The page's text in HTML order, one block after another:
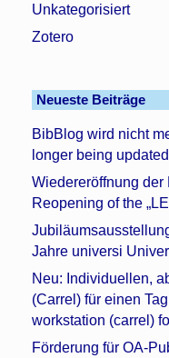
Unkategorisiert
Zotero
Neueste Beiträge
BibBlog wird nicht
longer being updated
Wiedereröffnung der
Reopening of the
Jahre universi
Neu: Individuellen,
(Carrel) für einen
workstation (carrel)
Förderung für OA-